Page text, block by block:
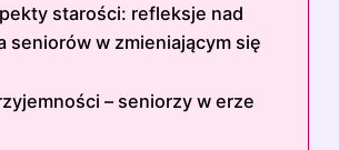
starości: refleksje nad
seniorów w zmieniającym się
– seniorzy w erze